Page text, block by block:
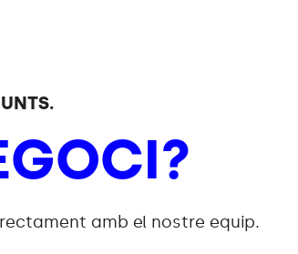
amb el nostre equip.